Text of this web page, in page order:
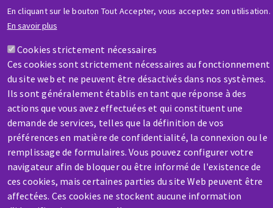
En cliquant sur le bouton Tout Accepter, vous acceptez son utilisation.
En savoir plus
Cookies strictement nécessaires
Ces cookies sont strictement nécessaires au fonctionnement
du site web et ne peuvent être désactivés dans nos systèmes.
Ils sont généralement établis en tant que réponse à des
actions que vous avez effectuées et qui constituent une
demande de services, telles que la définition de vos
préférences en matière de confidentialité, la connexion ou le
remplissage de formulaires. Vous pouvez configurer votre
navigateur afin de bloquer ou être informé de l'existence de
ces cookies, mais certaines parties du site Web peuvent être
affectées. Ces cookies ne stockent aucune information
SAV / RÉPARATION
Une machine cassée ? En panne ?
Contactez-nous